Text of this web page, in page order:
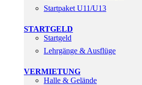
Startpaket U11/U13
STARTGELD
Startgeld
Lehrgänge & Ausflüge
VERMIETUNG
Halle & Gelände